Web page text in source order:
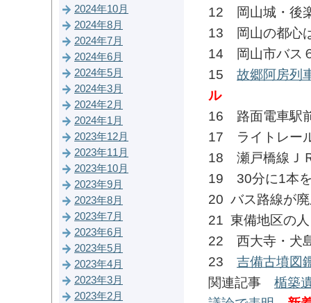
12 岡山城・後
13 岡山の都心
14 岡山市バス
15 故郷阿房列
ル
16 路面電車駅
17 ライトレー
18 瀬戸橋線Ｊ
19 30分に1本を
20 バス路線が
21 東備地区の
22 西大寺・犬
23 吉備古墳図
関連記事 楯築
2024年10月
2024年8月
2024年7月
2024年6月
2024年5月
2024年3月
2024年2月
2024年1月
2023年12月
2023年11月
2023年10月
2023年9月
2023年8月
2023年7月
2023年6月
2023年5月
2023年4月
2023年3月
2023年2月